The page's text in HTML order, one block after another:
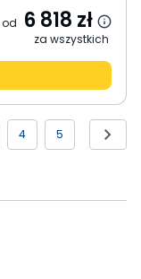
od 6 818 zł
za wszystkich
4 5